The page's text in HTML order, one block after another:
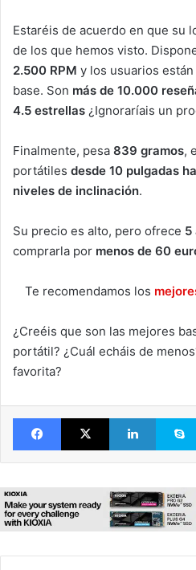
Estaréis de acuerdo en que su
de los que hemos visto.
2.500 RPM y los usuarios
base. Son más de 10.000
4.5 estrellas ¿Ignoraríais un
Finalmente, pesa 839 gramos,
portátiles desde 10 pulgadas
niveles de inclinación.
Su precio es alto, pero ofrece 5
comprarla por menos de 60
Te recomendamos los
¿Creéis que son las mejores
portátil? ¿Cuál echáis de
favorita?
FacebookX LinkedIn